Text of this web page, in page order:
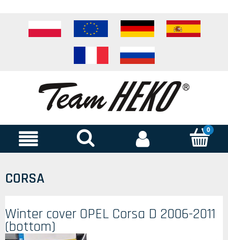
CORSA
Winter cover OPEL Corsa D 2006-2011
(bottom)